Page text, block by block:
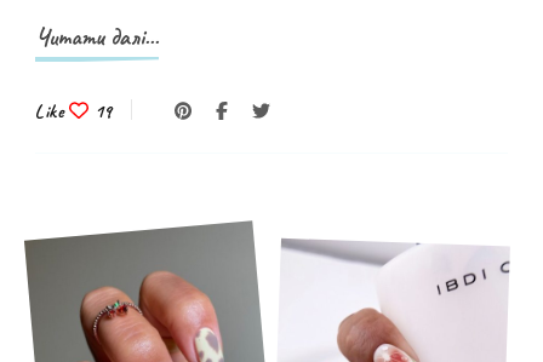
Читати далі...
Like 19